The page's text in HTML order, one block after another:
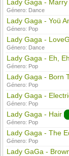
Lady Gaga -
Género: Dance
Lady Gaga - Yoü
Género: Pop
Lady Gaga -
Género: Dance
Lady Gaga - Eh,
Género: Pop
Lady Gaga - Born
Género: Pop
Lady Gaga -
Género: Pop
Lady Gaga - Hair
Género: Pop
Lady Gaga - The
Género: Pop
Lady GaGa -